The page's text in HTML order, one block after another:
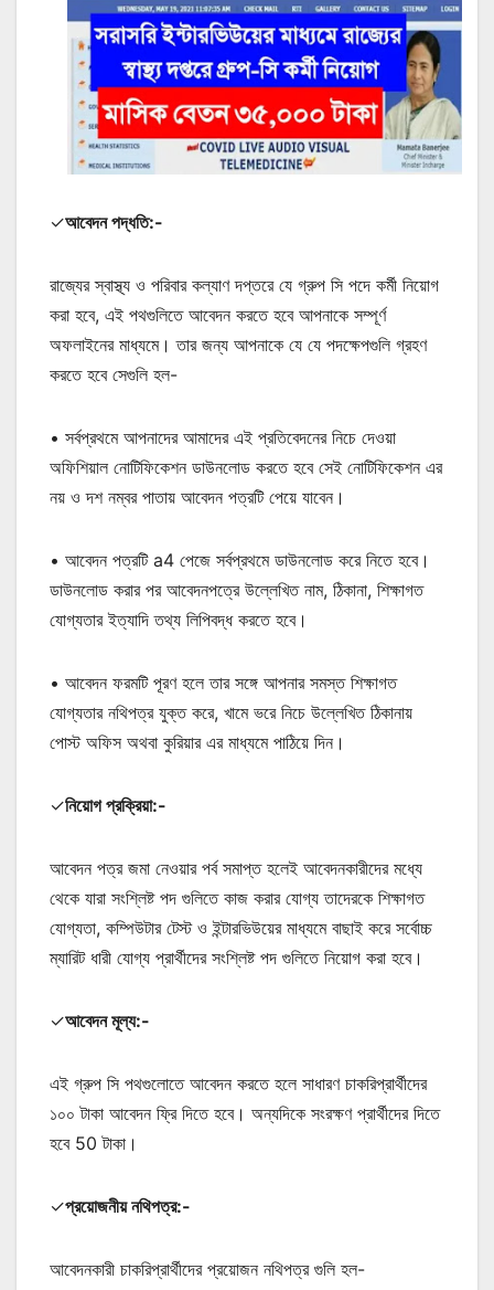
✓আবেদন পদ্ধতি:-
রাজ্যের স্বাস্থ্য ও পরিবার কল্যাণ দপ্তরে যে গ্রুপ সি পদে কর্মী নিয়োগ
করা হবে, এই পথগুলিতে আবেদন করতে হবে আপনাকে সম্পূর্ণ
অফলাইনের মাধ্যমে। তার জন্য আপনাকে যে যে পদক্ষেপগুলি গ্রহণ
করতে হবে সেগুলি হল-
• সর্বপ্রথমে আপনাদের আমাদের এই প্রতিবেদনের নিচে দেওয়া
অফিশিয়াল নোটিফিকেশন ডাউনলোড করতে হবে সেই নোটিফিকেশন এর
নয় ও দশ নম্বর পাতায় আবেদন পত্রটি পেয়ে যাবেন।
• আবেদন পত্রটি a4 পেজে সর্বপ্রথমে ডাউনলোড করে নিতে হবে।
ডাউনলোড করার পর আবেদনপত্রে উল্লেখিত নাম, ঠিকানা, শিক্ষাগত
যোগ্যতার ইত্যাদি তথ্য লিপিবদ্ধ করতে হবে।
• আবেদন ফরমটি পূরণ হলে তার সঙ্গে আপনার সমস্ত শিক্ষাগত
যোগ্যতার নথিপত্র যুক্ত করে, খামে ভরে নিচে উল্লেখিত ঠিকানায়
পোস্ট অফিস অথবা কুরিয়ার এর মাধ্যমে পাঠিয়ে দিন।
✓নিয়োগ প্রক্রিয়া:-
আবেদন পত্র জমা নেওয়ার পর্ব সমাপ্ত হলেই আবেদনকারীদের মধ্যে
থেকে যারা সংশ্লিষ্ট পদ গুলিতে কাজ করার যোগ্য তাদেরকে শিক্ষাগত
যোগ্যতা, কম্পিউটার টেস্ট ও ইন্টারভিউয়ের মাধ্যমে বাছাই করে সর্বোচ্চ
ম্যারিট ধারী যোগ্য প্রার্থীদের সংশ্লিষ্ট পদ গুলিতে নিয়োগ করা হবে।
✓আবেদন মূল্য:-
এই গ্রুপ সি পথগুলোতে আবেদন করতে হলে সাধারণ চাকরিপ্রার্থীদের
১০০ টাকা আবেদন ফ্রি দিতে হবে। অন্যদিকে সংরক্ষণ প্রার্থীদের দিতে
হবে 50 টাকা।
✓প্রয়োজনীয় নথিপত্র:-
আবেদনকারী চাকরিপ্রার্থীদের প্রয়োজন নথিপত্র গুলি হল-